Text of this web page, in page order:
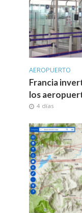
AEROPUERTO
Francia
los
4 días